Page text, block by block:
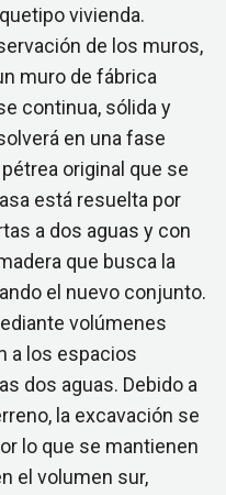
vivienda.
de los muros,
muro de fábrica
continua, sólida y
en una fase
original que se
está resuelta por
a dos aguas y con
que busca la
el nuevo conjunto.
volúmenes
a los espacios
dos aguas. Debido a
la excavación se
lo que se mantienen
el volumen sur,